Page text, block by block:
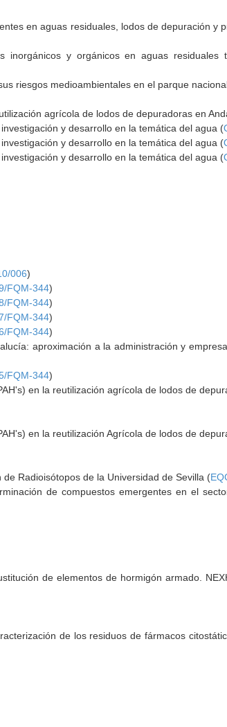
en aguas residuales, lodos de depuración y
inorgánicos y orgánicos en aguas residuales
riesgos medioambientales en el parque
agrícola de lodos de depuradoras en
y desarrollo en la temática del agua (
y desarrollo en la temática del agua (
y desarrollo en la temática del agua (
006)
FQM-344)
FQM-344)
FQM-344)
FQM-344)
aproximación a la administración y
FQM-344)
en la reutilización agrícola de lodos de
en la reutilización Agrícola de lodos de
Radioisótopos de la Universidad de Sevilla (
de compuestos emergentes en el
de elementos de hormigón armado.
de los residuos de fármacos